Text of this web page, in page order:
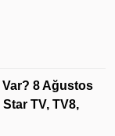
8 Ağustos
TV, TV8,